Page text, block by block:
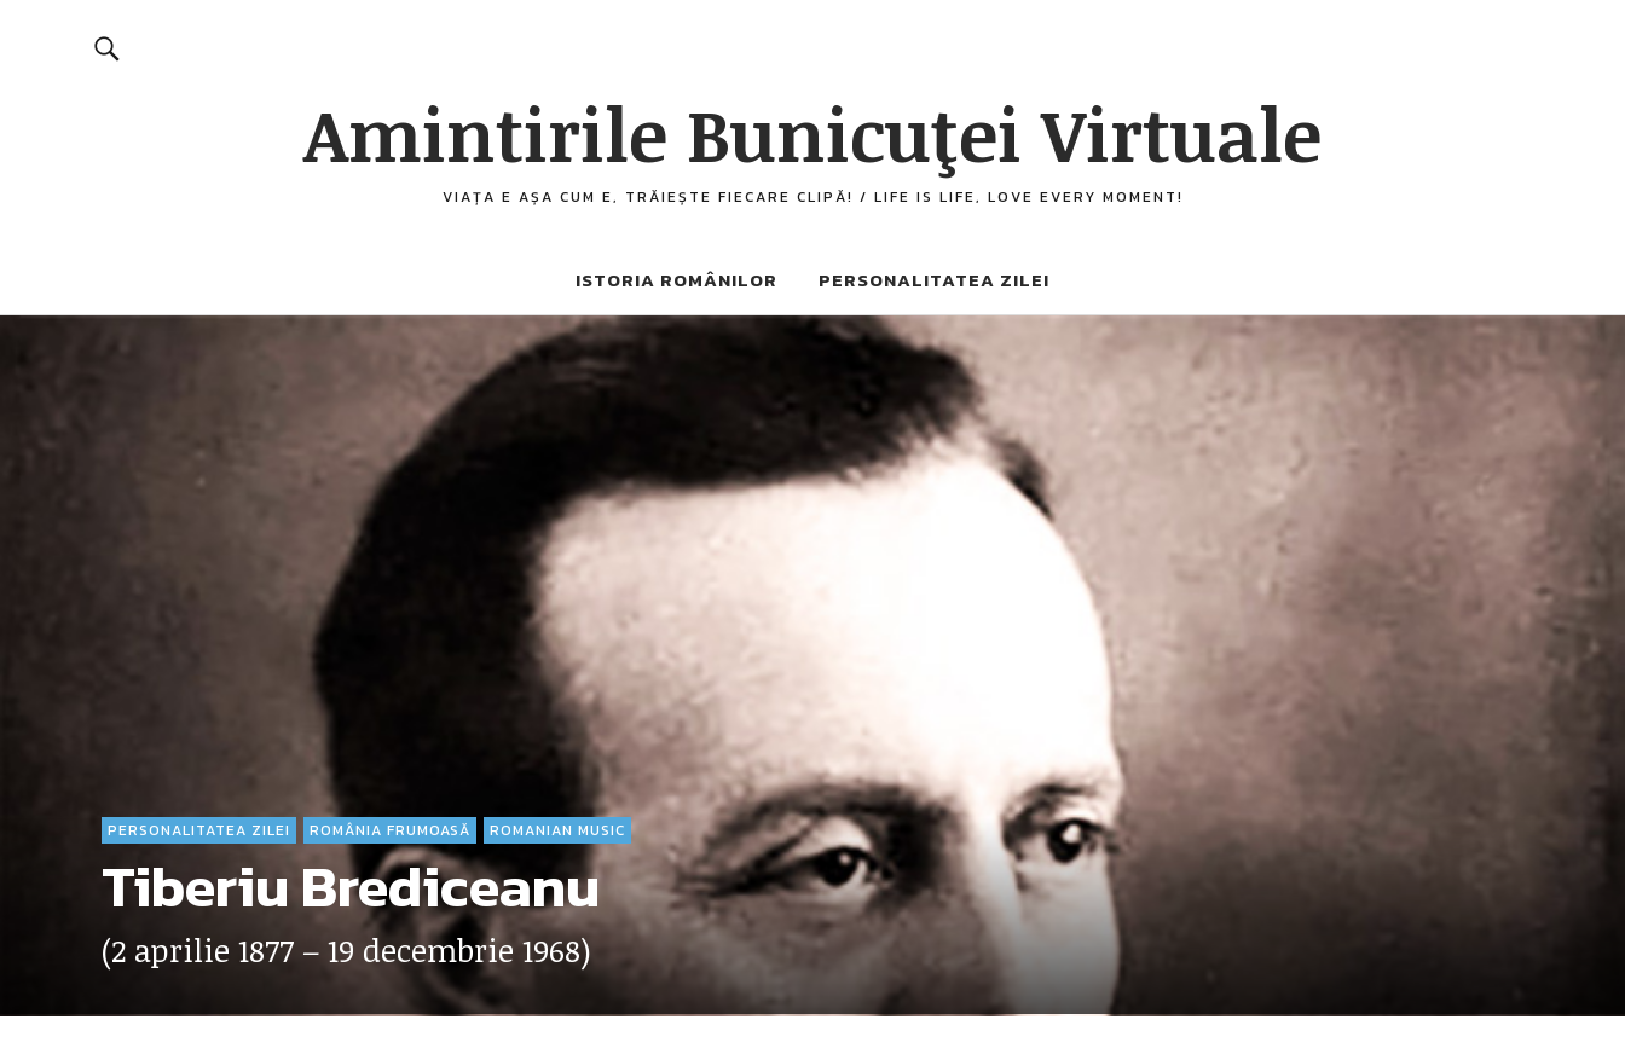
Amintirile Bunicuţei Virtuale
VIAȚA E AȘA CUM E, TRĂIEȘTE FIECARE CLIPĂ! / LIFE IS LIFE, LOVE EVERY MOMENT!
ISTORIA ROMÂNILOR PERSONALITATEA ZILEI
PERSONALITATEA ZILEI ROMÂNIA FRUMOASĂ ROMANIAN MUSIC
Tiberiu Brediceanu
(2 aprilie 1877 – 19 decembrie 1968)